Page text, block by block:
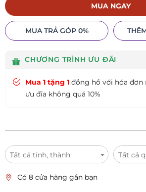
MUA NGAY
MUA TRẢ GÓP 0%
CHƯƠNG TRÌNH ƯU ĐÃI
Mua 1 tặng 1 đồng hồ với hóa
ưu đĩa không quá 10%
Tất cả tỉnh, thành Tất cả
Có 8 cửa hàng gần bạn